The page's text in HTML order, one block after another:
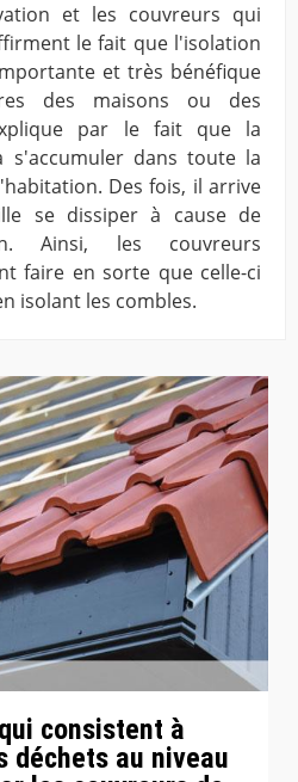
et les couvreurs qui
le fait que l'isolation
et très bénéfique
des maisons ou des
par le fait que la
s'accumuler dans toute la
Des fois, il arrive
se dissiper à cause de
Ainsi, les couvreurs
faire en sorte que celle-ci
isolant les combles.
consistent à
déchets au niveau